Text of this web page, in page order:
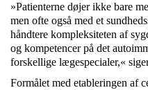
»Patienterne døjer ikke bare
men ofte også med et
håndtere kompleksiteten af
og kompetencer på det
forskellige lægespecialer,«
Formålet med etableringen af